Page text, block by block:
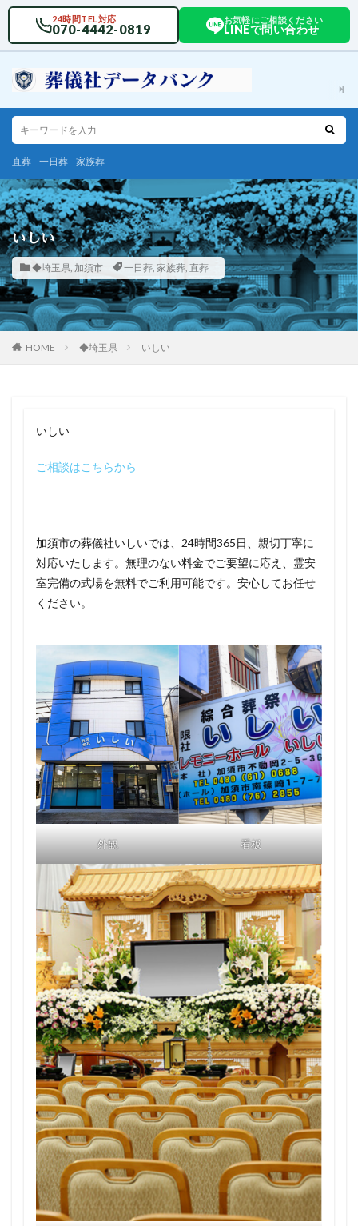
24時間TEL対応
070-4442-0819
お気軽にご相談ください
LINEで問い合わせ
直葬 一日葬 家族葬
いしい
◆埼玉県, 加須市 一日葬, 家族葬, 直葬
HOME ◆埼玉県 いしい
いしい
ご相談はこちらから
加須市の葬儀社いしいでは、24時間365日、親切丁寧に
対応いたします。無理のない料金でご要望に応え、霊安
室完備の式場を無料でご利用可能です。安心してお任せ
ください。
外観 看板